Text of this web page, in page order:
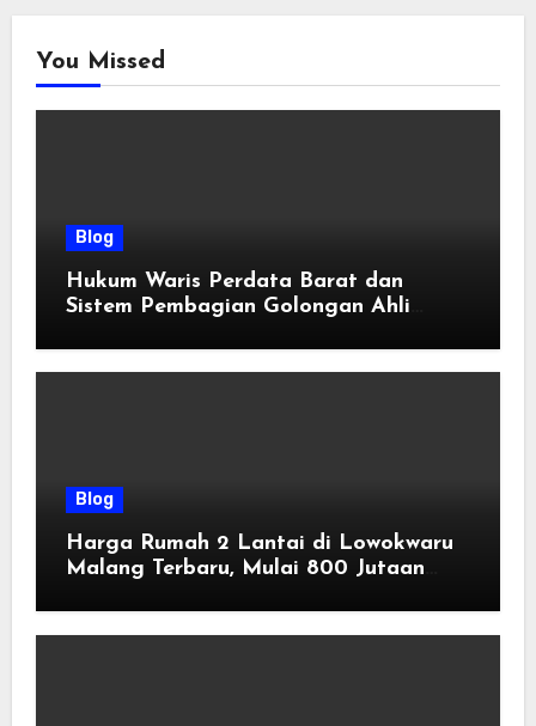
You Missed
Blog
Hukum Waris Perdata Barat dan
Sistem Pembagian Golongan Ahli
Blog
Harga Rumah 2 Lantai di Lowokwaru
Malang Terbaru, Mulai 800 Jutaan